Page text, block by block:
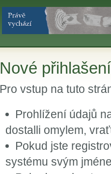
Nové přihlašení
Pro vstup na tuto
Prohlížení údajů
dostalli omylem,
Pokud jste
systému svým